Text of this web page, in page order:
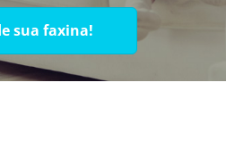
sua faxina!